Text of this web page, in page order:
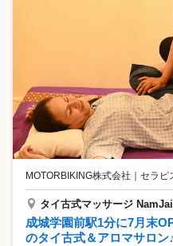
MOTORBIKING株式会社 セラピ
タイ古式マッサージ
成城学園前駅1分に7月末
のタイ古式＆アロマサロン♪